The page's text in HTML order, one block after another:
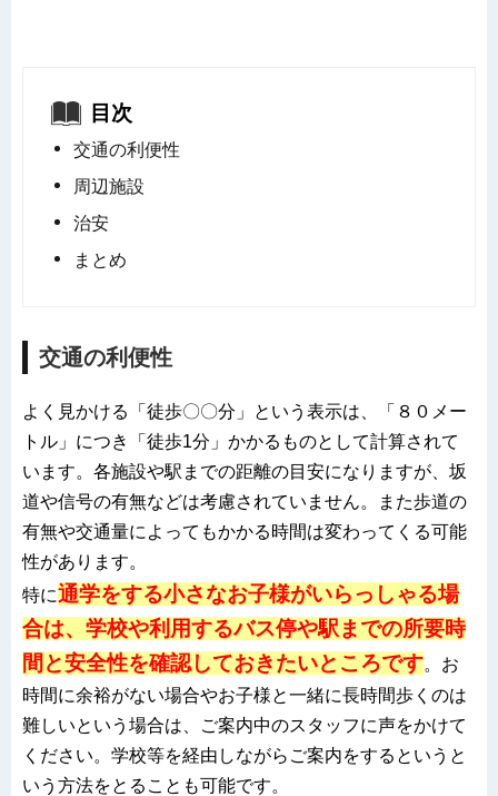
目次
交通の利便性
周辺施設
治安
まとめ
交通の利便性
よく見かける「徒歩〇〇分」という表示は、「８０メー
トル」につき「徒歩1分」かかるものとして計算されて
います。各施設や駅までの距離の目安になりますが、坂
道や信号の有無などは考慮されていません。また歩道の
有無や交通量によってもかかる時間は変わってくる可能
性があります。
特に通学をする小さなお子様がいらっしゃる場
合は、学校や利用するバス停や駅までの所要時
間と安全性を確認しておきたいところです。お
時間に余裕がない場合やお子様と一緒に長時間歩くのは
難しいという場合は、ご案内中のスタッフに声をかけて
ください。学校等を経由しながらご案内をするというと
いう方法をとることも可能です。